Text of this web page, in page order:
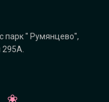
парк " Румянцево",